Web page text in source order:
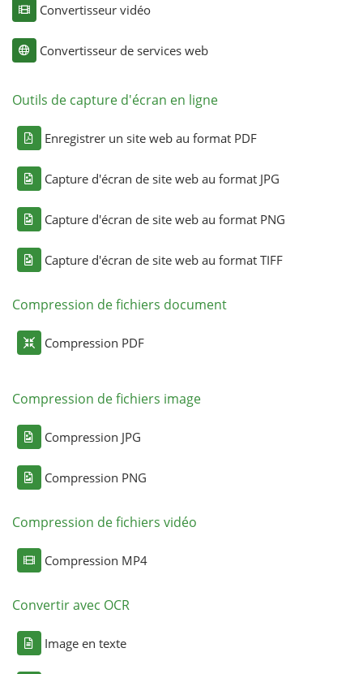
Convertisseur vidéo
Convertisseur de services web
Outils de capture d'écran en ligne
Enregistrer un site web au format PDF
Capture d'écran de site web au format JPG
Capture d'écran de site web au format PNG
Capture d'écran de site web au format TIFF
Compression de fichiers document
Compression PDF
Compression de fichiers image
Compression JPG
Compression PNG
Compression de fichiers vidéo
Compression MP4
Convertir avec OCR
Image en texte